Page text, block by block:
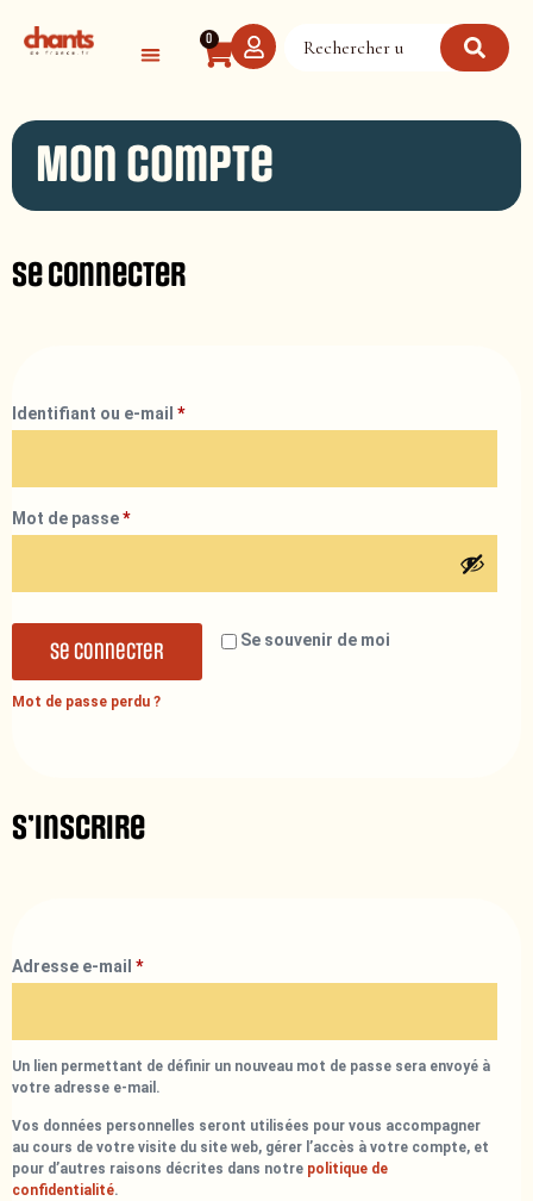
0
Mon compte
Se connecter
Identifiant ou e-mail *
Mot de passe*
Se souvenir de moi
Se connecter
Mot de passe perdu ?
S’inscrire
Adresse e-mail *
Un lien permettant de définir un nouveau mot de passe sera envoyé à
votre adresse e-mail.
Vos données personnelles seront utilisées pour vous accompagner
au cours de votre visite du site web, gérer l’accès à votre compte, et
pour d’autres raisons décrites dans notre politique de
confidentialité.